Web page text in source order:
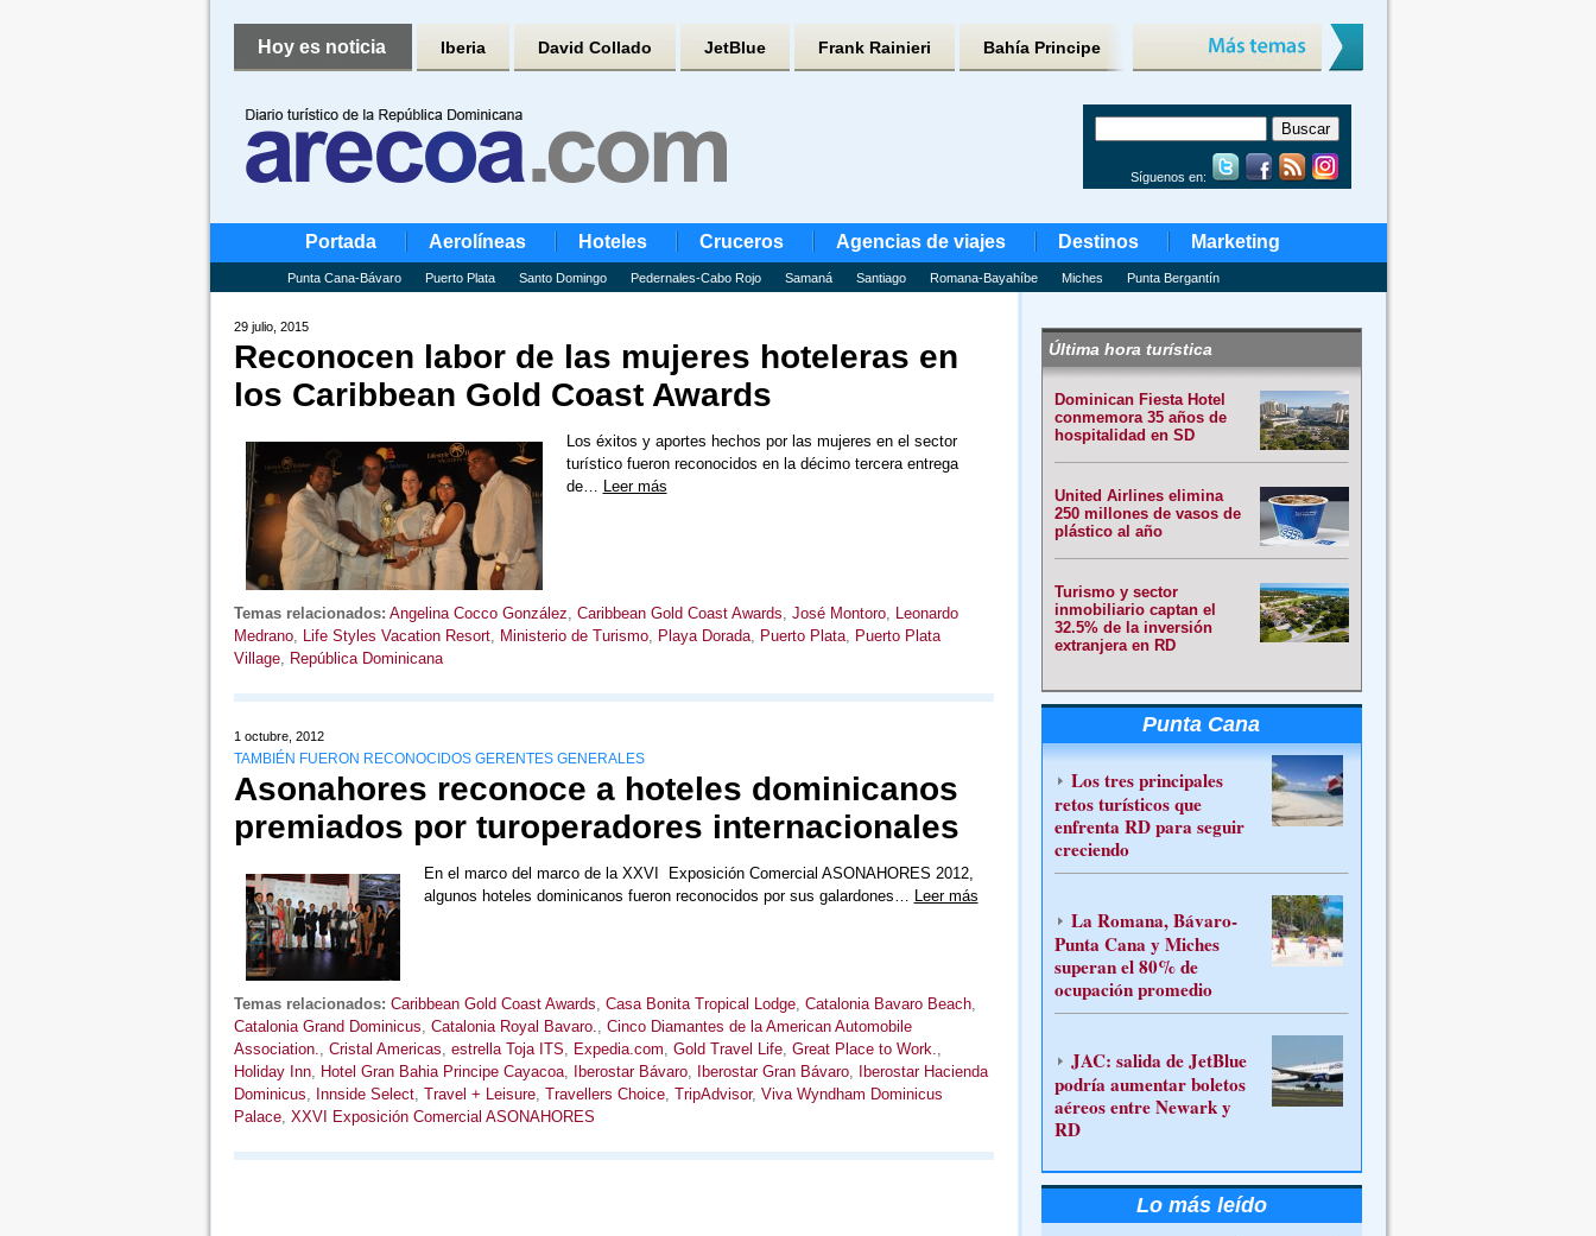
Hoy es noticia Iberia David Collado JetBlue Frank Rainieri Bahía Principe
Síguenos en:
Portada Aerolíneas Hoteles Cruceros Agencias de viajes Destinos Marketing
Punta Cana-Bávaro Puerto Plata Santo Domingo Pedernales-Cabo Rojo Samaná Santiago Romana-Bayahíbe Miches Punta Bergantín
29 julio, 2015
Reconocen labor de las mujeres hoteleras en
los Caribbean Gold Coast Awards
Los éxitos y aportes hechos por las mujeres en el sector
turístico fueron reconocidos en la décimo tercera entrega
de… Leer más
Temas relacionados: Angelina Cocco González, Caribbean Gold Coast Awards, José Montoro, Leonardo
Medrano, Life Styles Vacation Resort, Ministerio de Turismo, Playa Dorada, Puerto Plata, Puerto Plata
Village, República Dominicana
1 octubre, 2012
TAMBIÉN FUERON RECONOCIDOS GERENTES GENERALES
Asonahores reconoce a hoteles dominicanos
premiados por turoperadores internacionales
En el marco del marco de la XXVI Exposición Comercial ASONAHORES 2012,
algunos hoteles dominicanos fueron reconocidos por sus galardones… Leer más
Temas relacionados: Caribbean Gold Coast Awards, Casa Bonita Tropical Lodge, Catalonia Bavaro Beach,
Catalonia Grand Dominicus, Catalonia Royal Bavaro., Cinco Diamantes de la American Automobile
Association., Cristal Americas, estrella Toja ITS, Expedia.com, Gold Travel Life, Great Place to Work.,
Holiday Inn, Hotel Gran Bahia Principe Cayacoa, Iberostar Bávaro, Iberostar Gran Bávaro,
Iberostar Hacienda
Dominicus, Innside Select, Travel + Leisure, Travellers Choice, TripAdvisor, Viva Wyndham Dominicus
Palace, XXVI Exposición Comercial ASONAHORES
Última hora turística
Dominican Fiesta Hotel
conmemora 35 años de
hospitalidad en SD
United Airlines elimina
250 millones de vasos de
plástico al año
Turismo y sector
inmobiliario captan el
32.5% de la inversión
extranjera en RD
Punta Cana
Los tres principales
retos turísticos que
enfrenta RD para seguir
creciendo
La Romana, Bávaro-
Punta Cana y Miches
superan el 80% de
ocupación promedio
JAC: salida de JetBlue
podría aumentar boletos
aéreos entre Newark y
RD
Lo más leído